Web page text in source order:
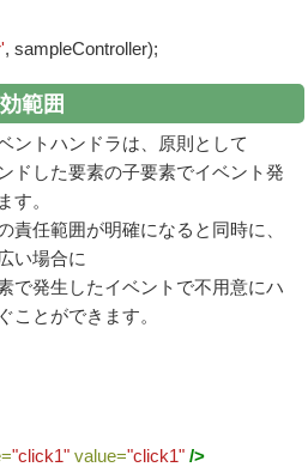
, sampleController);
範囲
ントハンドラは、原則として
ドした要素の子要素でイベント発
す。
責任範囲が明確になると同時に、
い場合に
で発生したイベントで不用意にハ
ことができます。
"click1" value="click1" />